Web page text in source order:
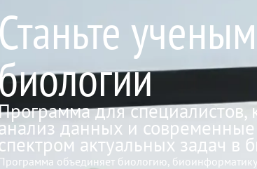
Станьте
для
данных и
актуальных задач в
объединяет биологию,